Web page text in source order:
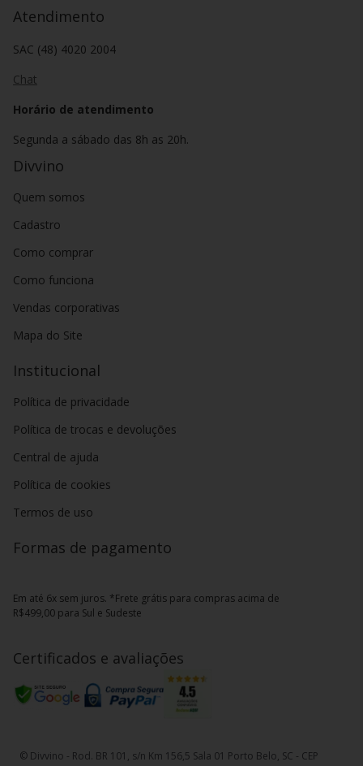
Atendimento
SAC (48) 4020 2004
Chat
Horário de atendimento
Segunda a sábado das 8h as 20h.
Divvino
Quem somos
Cadastro
Como comprar
Como funciona
Vendas corporativas
Mapa do Site
Institucional
Política de privacidade
Política de trocas e devoluções
Central de ajuda
Política de cookies
Termos de uso
Formas de pagamento
Em até 6x sem juros. *Frete grátis para compras acima de
R$499,00 para Sul e Sudeste
Certificados e avaliações
© Divvino - Rod. BR 101, s/n Km 156,5 Sala 01 Porto Belo, SC - CEP